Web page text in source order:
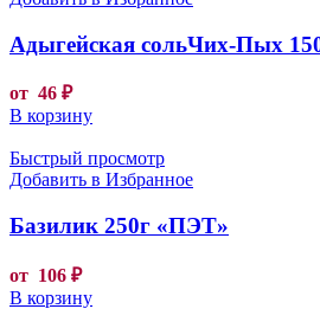
Адыгейская сольЧих-Пых
от 46 ₽
В корзину
Быстрый просмотр
Добавить в Избранное
Базилик 250г «ПЭТ»
от 106 ₽
В корзину